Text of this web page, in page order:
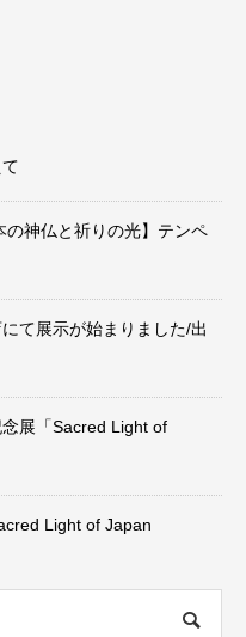
神仏と祈りの光】テンペ
て展示が始まりました/出
展「Sacred Light of
Light of Japan